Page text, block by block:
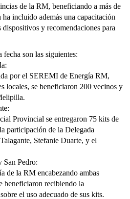
de la RM, beneficiando a más de
incluido además una capacitación
y recomendaciones para
fecha son las siguientes:
por el SEREMI de Energía RM,
locales, se beneficiaron 200 vecinos y
Provincial se entregaron 75 kits de
participación de la Delegada
Stefanie Duarte, y el
Pedro:
de la RM encabezando ambas
beneficiaron recibiendo la
el uso adecuado de sus kits.